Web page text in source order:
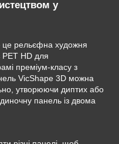
у
рельєфна художня
PET HD для
преміум-класу з
VicShape 3D можна
утворюючи диптих або
панель із двома